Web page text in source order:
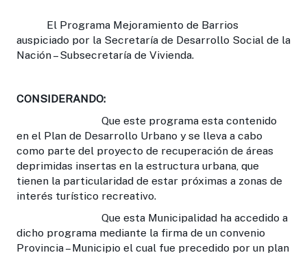
El Programa Mejoramiento de Barrios
auspiciado por la Secretaría de Desarrollo Social de la
Nación – Subsecretaría de Vivienda.
CONSIDERANDO:
Que este programa esta contenido
en el Plan de Desarrollo Urbano y se lleva a cabo
como parte del proyecto de recuperación de áreas
deprimidas insertas en la estructura urbana, que
tienen la particularidad de estar próximas a zonas de
interés turístico recreativo.
Que esta Municipalidad ha accedido a
dicho programa mediante la firma de un convenio
Provincia – Municipio el cual fue precedido por un plan